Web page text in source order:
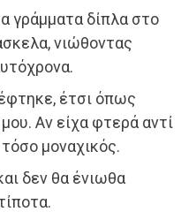
γράμματα δίπλα στο
νιώθοντας
έτσι όπως
Αν είχα φτερά αντί
μοναχικός.
δεν θα ένιωθα